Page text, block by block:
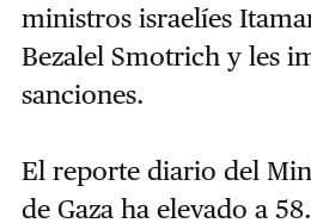
ministros israelíes
Bezalel Smotrich y les
sanciones.
El reporte diario del
de Gaza ha elevado a